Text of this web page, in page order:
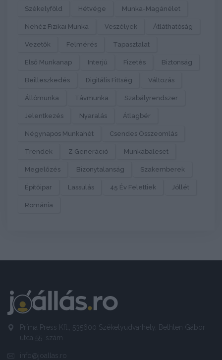
Székelyföld Hétvége Munka-Magánélet
Nehéz Fizikai Munka Veszélyek Átláthatóság
Vezetők Felmérés Tapasztalat
Első Munkanap Interjú Fizetés Biztonság
Beilleszkedés Digitális Fittség Változás
Állómunka Távmunka Szabályrendszer
Jelentkezés Nyaralás Átlagbér
Négynapos Munkahét Csendes Összeomlás
Trendek Z Generáció Munkabaleset
Megelőzés Bizonytalanság Szakemberek
Építőipar Lassulás 45 Év Felettiek Jóllét
Románia
Príma Press Kft., 535600 Székelyudvarhely, Bethlen Gábor
utca 55. szám
info@joallas.ro